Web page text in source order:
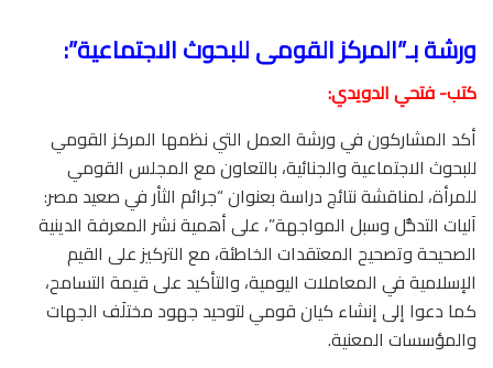
ورشة بـ”المركز القومى للبحوث الاجتماعية”:
كتب- فتحي الدويدي:
أكد المشاركون في ورشة العمل التي نظمها المركز القومي
للبحوث الاجتماعية والجنائية، بالتعاون مع المجلس القومي
للمرأة، لمناقشة نتائج دراسة بعنوان “جرائم الثأر في صعيد مصر:
آليات التدخُّل وسبل المواجهة”، على أهمية نشر المعرفة الدينية
الصحيحة وتصحيح المعتقدات الخاطئة، مع التركيز على القيم
الإسلامية في المعاملات اليومية، والتأكيد على قيمة التسامح،
كما دعوا إلى إنشاء كيان قومي لتوحيد جهود مختلَف الجهات
والمؤسسات المعنية.